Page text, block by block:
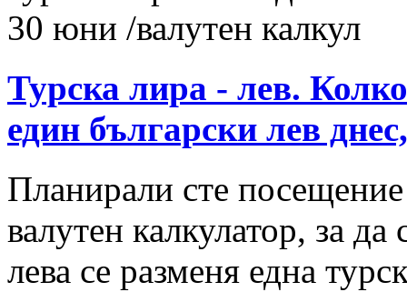
Турска лира - лев.
един български лев
Планирали сте
валутен калкулатор, за да
лева се разменя една